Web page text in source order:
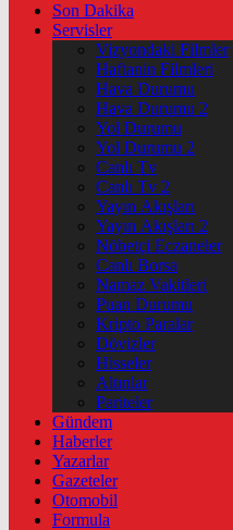
Son Dakika
Servisler
Vizyondaki Filmler
Haftanin Filmleri
Hava Durumu
Hava Durumu 2
Yol Durumu
Yol Durumu 2
Canlı Tv
Canlı Tv 2
Yayın Akışları
Yayın Akışları 2
Nöbetçi Eczaneler
Canlı Borsa
Namaz Vakitleri
Puan Durumu
Kripto Paralar
Dövizler
Hisseler
Altınlar
Pariteler
Gündem
Haberler
Yazarlar
Gazeteler
Otomobil
Formula